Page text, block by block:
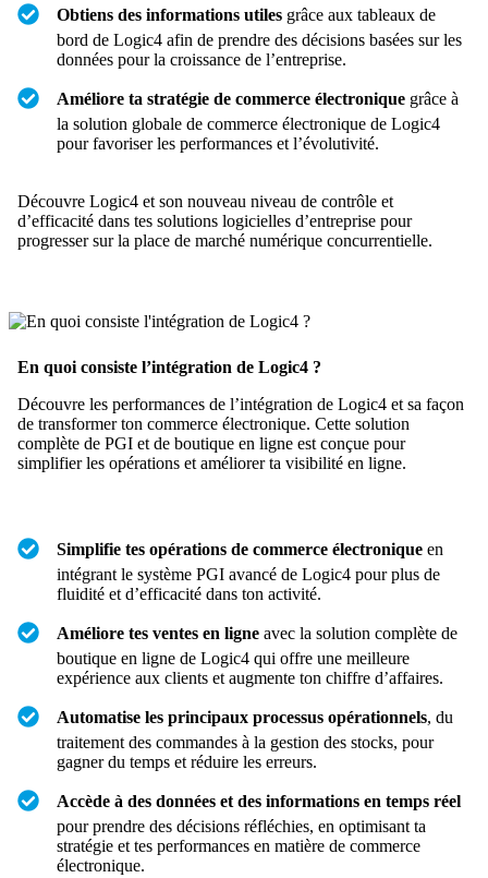
Obtiens des informations utiles grâce aux tableaux de
bord de Logic4 afin de prendre des décisions basées sur les
données pour la croissance de l’entreprise.
Améliore ta stratégie de commerce électronique grâce à
la solution globale de commerce électronique de Logic4
pour favoriser les performances et l’évolutivité.
Découvre Logic4 et son nouveau niveau de contrôle et
d’efficacité dans tes solutions logicielles d’entreprise pour
progresser sur la place de marché numérique concurrentielle.
En quoi consiste l’intégration de Logic4 ?
Découvre les performances de l’intégration de Logic4 et sa façon
de transformer ton commerce électronique. Cette solution
complète de PGI et de boutique en ligne est conçue pour
simplifier les opérations et améliorer ta visibilité en ligne.
Simplifie tes opérations de commerce électronique en
intégrant le système PGI avancé de Logic4 pour plus de
fluidité et d’efficacité dans ton activité.
Améliore tes ventes en ligne avec la solution complète de
boutique en ligne de Logic4 qui offre une meilleure
expérience aux clients et augmente ton chiffre d’affaires.
Automatise les principaux processus opérationnels, du
traitement des commandes à la gestion des stocks, pour
gagner du temps et réduire les erreurs.
Accède à des données et des informations en temps réel
pour prendre des décisions réfléchies, en optimisant ta
stratégie et tes performances en matière de commerce
électronique.